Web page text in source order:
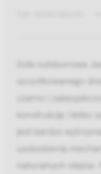
Sofa outdoorowa
szczotkowanego
czarno i
konstrukcję i lekko
jest bardzo
uszkodzenia
naturalnych